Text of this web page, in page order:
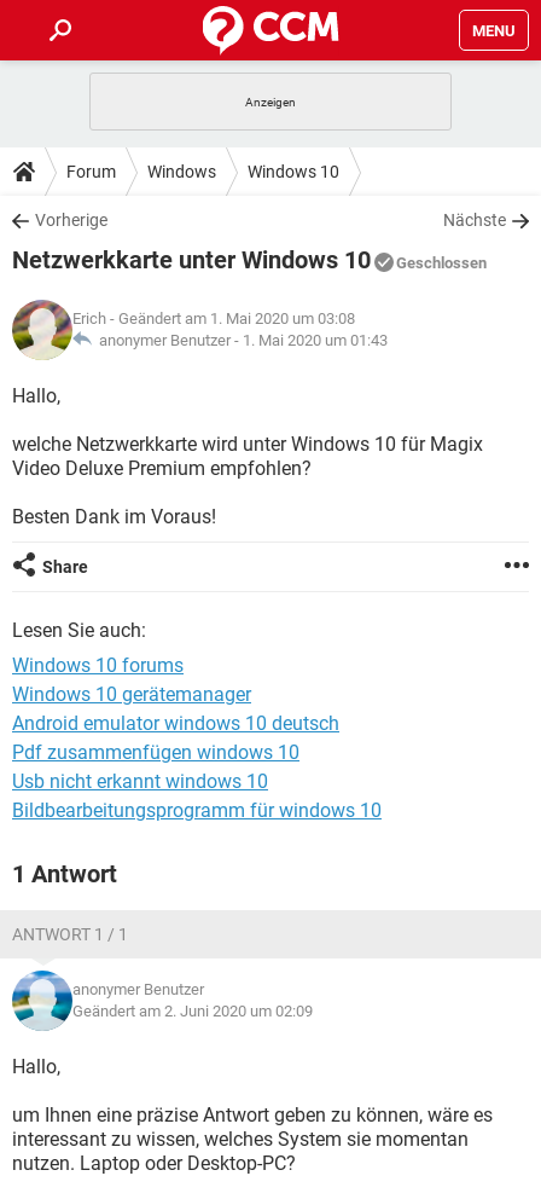
MENU
ANDROID IOS
WINDOWS 10
WHATSAPP TIKTOK
FACEBOOK
TIPPS & TRICKS
SPIELE STREAMING
WHATSAPP TIKTOK
FACEBOOK
DOWNLOADS
SPIELE STREAMING
ANDROID
WINDOWS 10 INSTAGRAM
WHATSAPP
SPIELE STREAMING
ANDROID
WINDOWS 10
WHATSAPP TIKTOK
LEXIKON
SPIELE
WINDOWS 10 INSTAGRAM
WHATSAPP
FACEBOOK
Forum Windows Windows 10
Vorherige Nächste
Netzwerkkarte unter Windows 10 Geschlossen
Erich - Geändert am 1. Mai 2020 um 03:08
anonymer Benutzer - 1. Mai 2020 um 01:43
Hallo,
welche Netzwerkkarte wird unter Windows 10 für Magix
Video Deluxe Premium empfohlen?
Besten Dank im Voraus!
Share
Lesen Sie auch:
Windows 10 forums
Windows 10 gerätemanager
Android emulator windows 10 deutsch
Pdf zusammenfügen windows 10
Usb nicht erkannt windows 10
Bildbearbeitungsprogramm für windows 10
1 Antwort
ANTWORT 1 / 1
anonymer Benutzer
Geändert am 2. Juni 2020 um 02:09
Hallo,
um Ihnen eine präzise Antwort geben zu können, wäre es
interessant zu wissen, welches System sie momentan
nutzen. Laptop oder Desktop-PC?